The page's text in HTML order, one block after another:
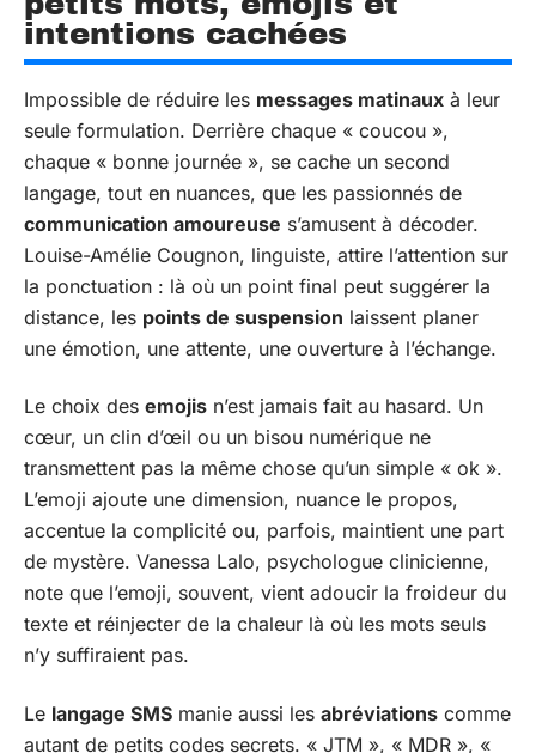
intentions cachées
Impossible de réduire les messages matinaux à leur
seule formulation. Derrière chaque « coucou »,
chaque « bonne journée », se cache un second
langage, tout en nuances, que les passionnés de
communication amoureuse s’amusent à décoder.
Louise-Amélie Cougnon, linguiste, attire l’attention sur
la ponctuation : là où un point final peut suggérer la
distance, les points de suspension laissent planer
une émotion, une attente, une ouverture à l’échange.
Le choix des emojis n’est jamais fait au hasard. Un
cœur, un clin d’œil ou un bisou numérique ne
transmettent pas la même chose qu’un simple « ok ».
L’emoji ajoute une dimension, nuance le propos,
accentue la complicité ou, parfois, maintient une part
de mystère. Vanessa Lalo, psychologue clinicienne,
note que l’emoji, souvent, vient adoucir la froideur du
texte et réinjecter de la chaleur là où les mots seuls
n’y suffiraient pas.
Le langage SMS manie aussi les abréviations comme
autant de petits codes secrets. « JTM », « MDR », «